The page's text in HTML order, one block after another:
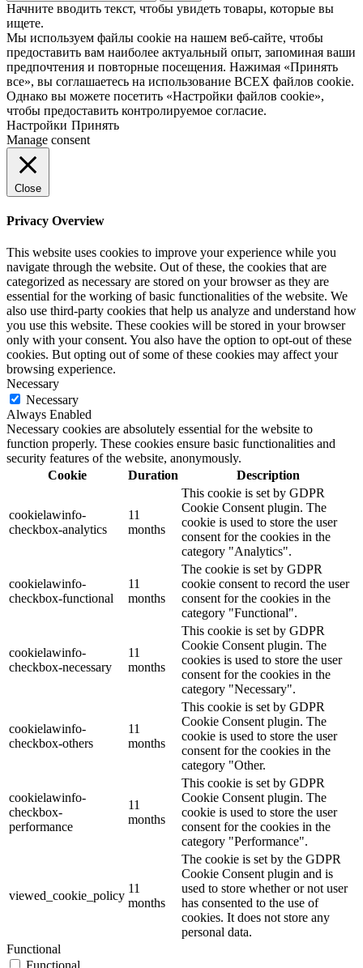
Начните вводить текст, чтобы увидеть товары, которые вы
ищете.
Мы используем файлы cookie на нашем веб-сайте, чтобы
предоставить вам наиболее актуальный опыт, запоминая ваши
предпочтения и повторные посещения. Нажимая «Принять
все», вы соглашаетесь на использование ВСЕХ файлов cookie.
Однако вы можете посетить «Настройки файлов cookie»,
чтобы предоставить контролируемое согласие.
Настройки Принять
Manage consent
Close
Privacy Overview
This website uses cookies to improve your experience while you
navigate through the website. Out of these, the cookies that are
categorized as necessary are stored on your browser as they are
essential for the working of basic functionalities of the website. We
also use third-party cookies that help us analyze and understand how
you use this website. These cookies will be stored in your browser
only with your consent. You also have the option to opt-out of these
cookies. But opting out of some of these cookies may affect your
browsing experience.
Necessary
Necessary
Always Enabled
Necessary cookies are absolutely essential for the website to
function properly. These cookies ensure basic functionalities and
security features of the website, anonymously.
Cookie
Duration Description
cookielawinfo-
checkbox-analytics
11
months
This cookie is set by GDPR
Cookie Consent plugin. The
cookie is used to store the user
consent for the cookies in the
category "Analytics".
cookielawinfo-
checkbox-functional
11
months
The cookie is set by GDPR
cookie consent to record the user
consent for the cookies in the
category "Functional".
cookielawinfo-
checkbox-necessary
11
months
This cookie is set by GDPR
Cookie Consent plugin. The
cookies is used to store the user
consent for the cookies in the
category "Necessary".
cookielawinfo-
checkbox-others
11
months
This cookie is set by GDPR
Cookie Consent plugin. The
cookie is used to store the user
consent for the cookies in the
category "Other.
cookielawinfo-
checkbox-
performance
11
months
This cookie is set by GDPR
Cookie Consent plugin. The
cookie is used to store the user
consent for the cookies in the
category "Performance".
viewed_cookie_policy
11
months
The cookie is set by the GDPR
Cookie Consent plugin and is
used to store whether or not user
has consented to the use of
cookies. It does not store any
personal data.
Functional